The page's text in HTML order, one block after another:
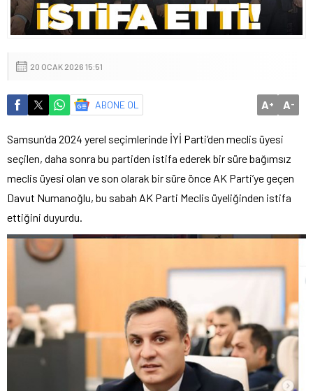
20 OCAK 2026 15:51
ABONE OL A+ A-
Samsun’da 2024 yerel seçimlerinde İYİ Parti’den meclis üyesi
seçilen, daha sonra bu partiden istifa ederek bir süre bağımsız
meclis üyesi olan ve son olarak bir süre önce AK Parti’ye geçen
Davut Numanoğlu, bu sabah AK Parti Meclis üyeliğinden istifa
ettiğini duyurdu.